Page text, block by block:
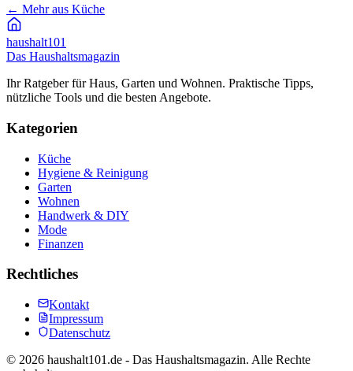
← Mehr aus Küche
haushalt101
Das Haushaltsmagazin
Ihr Ratgeber für Haus, Garten und Wohnen. Praktische Tipps,
nützliche Tools und die besten Angebote.
Kategorien
Küche
Hygiene & Reinigung
Garten
Wohnen
Handwerk & DIY
Mode
Finanzen
Rechtliches
Kontakt
Impressum
Datenschutz
© 2026 haushalt101.de - Das Haushaltsmagazin. Alle Rechte